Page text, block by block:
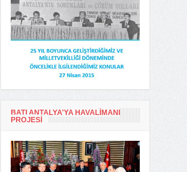
BATI ANTALYA’YA HAVALIMANI
PROJESI